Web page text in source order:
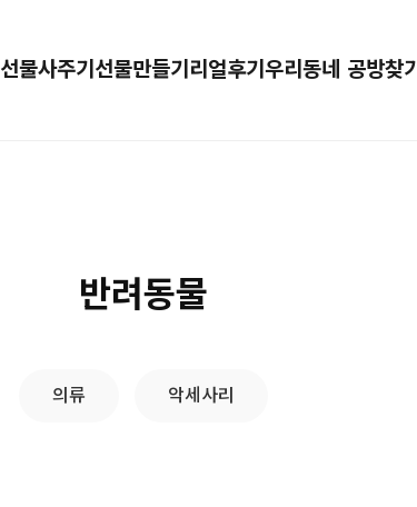
선물사주기 선물만들기 리얼후기 우리동네 공방찾기
반려동물
의류 악세사리